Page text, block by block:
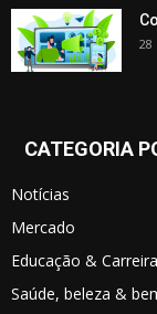
28
CATEGORIA
Notícias
Mercado
Educação &
Saúde, beleza &